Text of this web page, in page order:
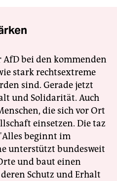
bei den kommenden
stark rechtsextreme
sind. Gerade jetzt
und Solidarität. Auch
die sich vor Ort
einsetzen. Die taz
beginnt im
unterstützt bundesweit
und baut einen
Schutz und Erhalt